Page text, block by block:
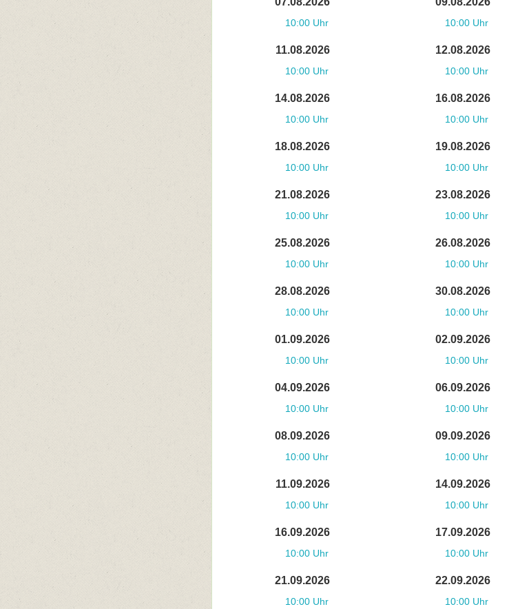
10:00 Uhr 10:00 Uhr
11.08.2026
10:00 Uhr
12.08.2026
10:00 Uhr
14.08.2026
10:00 Uhr
16.08.2026
10:00 Uhr
18.08.2026
10:00 Uhr
19.08.2026
10:00 Uhr
21.08.2026
10:00 Uhr
23.08.2026
10:00 Uhr
25.08.2026
10:00 Uhr
26.08.2026
10:00 Uhr
28.08.2026
10:00 Uhr
30.08.2026
10:00 Uhr
01.09.2026
10:00 Uhr
02.09.2026
10:00 Uhr
04.09.2026
10:00 Uhr
06.09.2026
10:00 Uhr
08.09.2026
10:00 Uhr
09.09.2026
10:00 Uhr
11.09.2026
10:00 Uhr
14.09.2026
10:00 Uhr
16.09.2026
10:00 Uhr
17.09.2026
10:00 Uhr
21.09.2026
10:00 Uhr
22.09.2026
10:00 Uhr